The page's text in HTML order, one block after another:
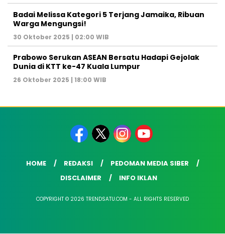
Badai Melissa Kategori 5 Terjang Jamaika, Ribuan
Warga Mengungsi!
30 Oktober 2025 | 02:00 WIB
Prabowo Serukan ASEAN Bersatu Hadapi Gejolak
Dunia di KTT ke-47 Kuala Lumpur
26 Oktober 2025 | 18:00 WIB
HOME REDAKSI
PEDOMAN MEDIA SIBER
DISCLAIMER
INFO IKLAN
COPYRIGHT © 2026 TRENDSATU.COM - ALL RIGHTS RESERVED